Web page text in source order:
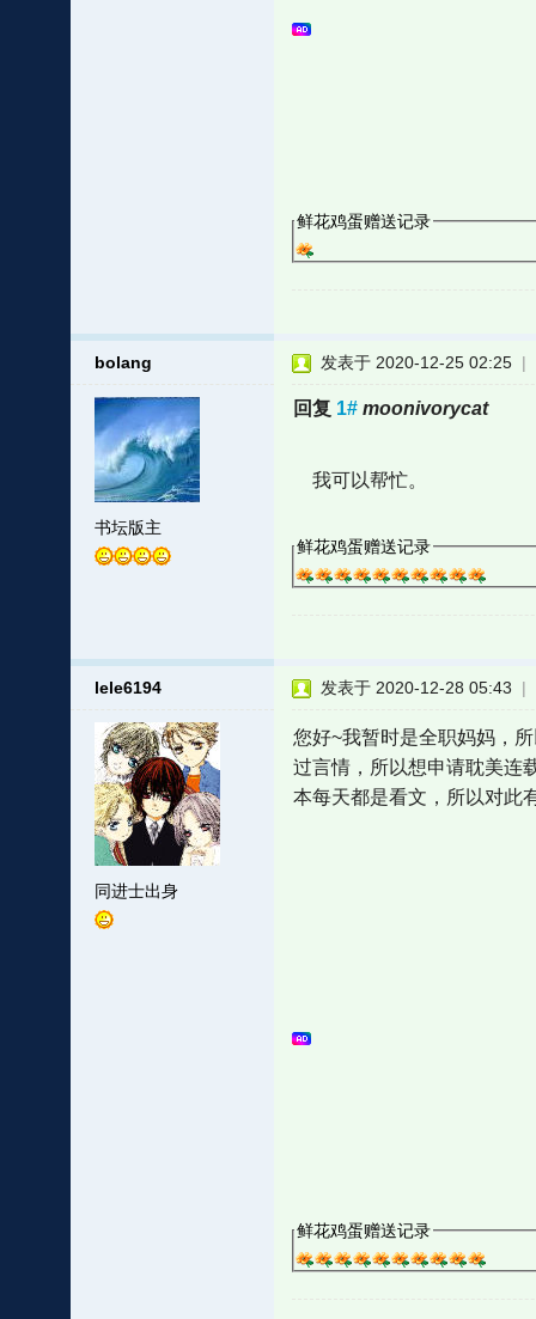
鲜花鸡蛋赠送记录
bolang
书坛版主
发表于 2020-12-25 02:25 |
回复 1# moonivorycat
我可以帮忙。
鲜花鸡蛋赠送记录
lele6194
同进士出身
发表于 2020-12-28 05:43 |
您好~我暂时是全职妈妈，
过言情，所以想申请耽美连
本每天都是看文，所以对此
鲜花鸡蛋赠送记录